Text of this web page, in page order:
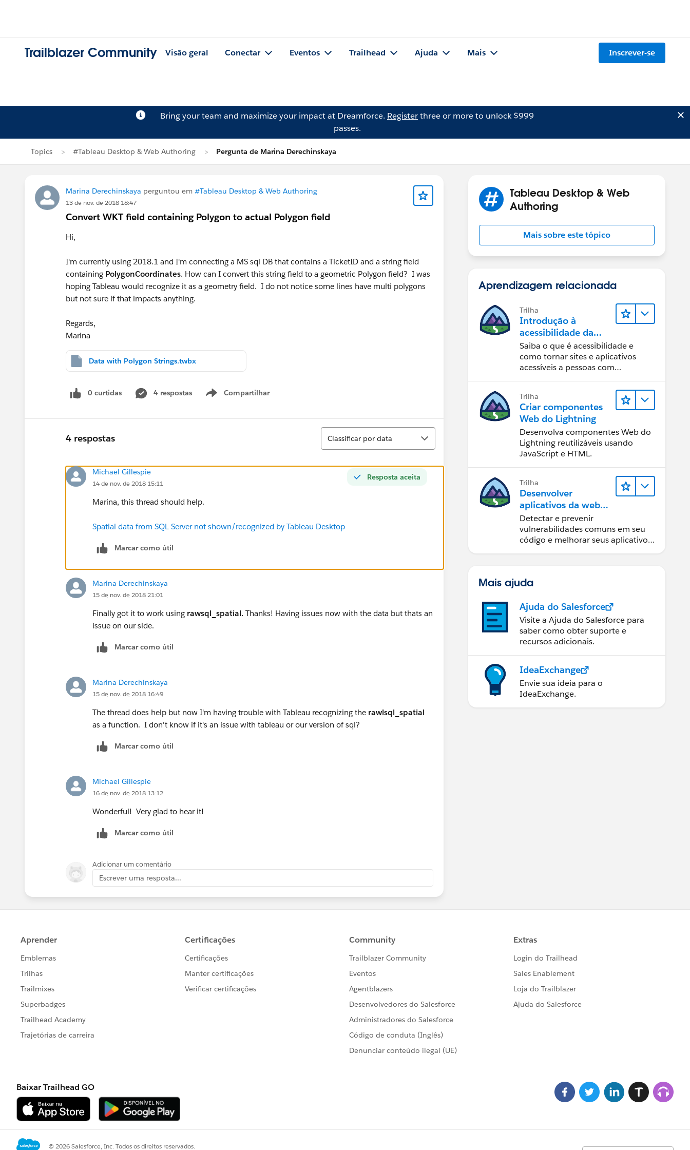
Trailblazer Community Visão geral Conectar Eventos Trailhead Ajuda Mais Inscrever-se
Bring your team and maximize your impact at Dreamforce. Registerthree or more to unlock $999
passes.
Topics #Tableau Desktop & Web Authoring Pergunta de Marina Derechinskaya
Marina Derechinskaya perguntou em #Tableau Desktop & Web Authoring
13 de nov. de 2018 18:47
Convert WKT field containing Polygon to actual Polygon field
Hi,
I'm currently using 2018.1 and I'm connecting a MS sql DB that contains a TicketID and a string field
containing PolygonCoordinates. How can I convert this string field to a geometric Polygon field? I was
hoping Tableau would recognize it as a geometry field. I do not notice some lines have multi polygons
but not sure if that impacts anything.
Regards,
Marina
Data with Polygon Strings.twbx
0 curtidas 4 respostas Compartilhar
Show menu
4 respostas
Classificar
Classificar por data
Resposta aceita
Michael Gillespie
14 de nov. de 2018 15:11
Marina, this thread should help.
Spatial data from SQL Server not shown/recognized by Tableau Desktop
Marcar como útil
Marina Derechinskaya
15 de nov. de 2018 21:01
Finally got it to work using rawsql_spatial. Thanks! Having issues now with the data but thats an
issue on our side.
Marcar como útil
Marina Derechinskaya
15 de nov. de 2018 16:49
The thread does help but now I'm having trouble with Tableau recognizing the rawlsql_spatial
as a function. I don't know if it's an issue with tableau or our version of sql?
Marcar como útil
Michael Gillespie
16 de nov. de 2018 13:12
Wonderful! Very glad to hear it!
Marcar como útil
Adicionar um comentário
Escrever uma resposta...
Tableau Desktop & Web
Authoring
Mais sobre este tópico
Aprendizagem relacionada
Trilha
Introdução à
acessibilidade da
Web
Saiba o que é acessibilidade e
como tornar sites e aplicativos
acessíveis a pessoas com
Trilha
Criar componentes
Web do Lightning
Desenvolva componentes Web do
Lightning reutilizáveis usando
JavaScript e HTML.
Trilha
Desenvolver
aplicativos da web
seguros
Detectar e prevenir
vulnerabilidades comuns em seu
código e melhorar seus aplicativos
Mais ajuda
Ajuda do Salesforce
Visite a Ajuda do Salesforce para
saber como obter suporte e
recursos adicionais.
IdeaExchange
Envie sua ideia para o
IdeaExchange.